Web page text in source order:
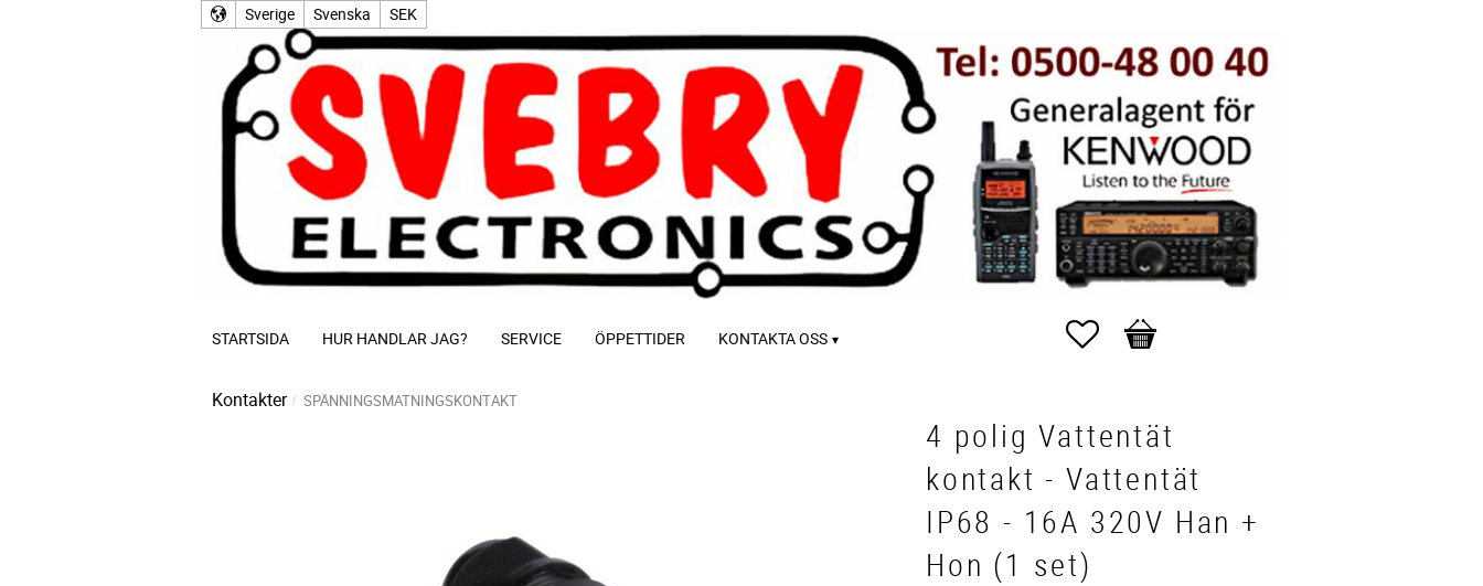
Sverige Svenska SEK
STARTSIDA HUR HANDLAR JAG? SERVICE ÖPPETTIDER KONTAKTA OSS Favoriter
Kundvagn
Kontakter SPÄNNINGSMATNINGSKONTAKT
4 polig Vattentät
kontakt - Vattentät
IP68 - 16A 320V Han +
Hon (1 set)